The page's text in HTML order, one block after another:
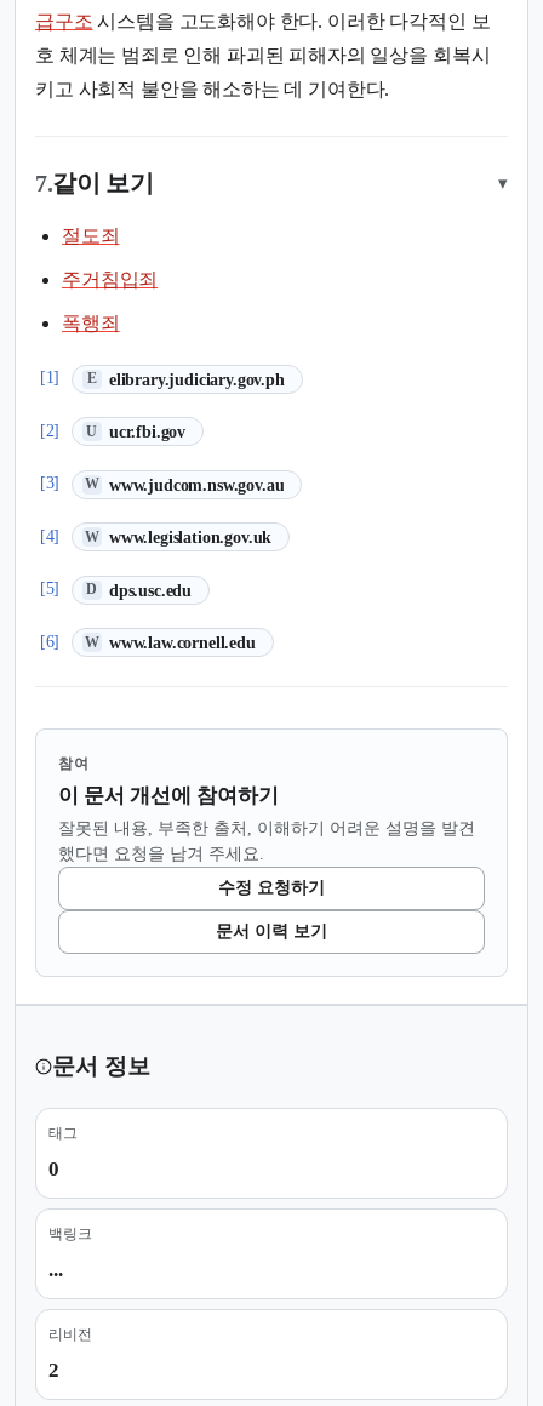
급구조 시스템을 고도화해야 한다. 이러한 다각적인 보
호 체계는 범죄로 인해 파괴된 피해자의 일상을 회복시
키고 사회적 불안을 해소하는 데 기여한다.
7.같이 보기 ▾
절도죄
주거침입죄
폭행죄
[1] E elibrary.judiciary.gov.ph
(새 탭에서 열림)
[2] U ucr.fbi.gov
(새 탭에서 열림)
[3] W www.judcom.nsw.gov.au
(새 탭에서 열림)
[4] W www.legislation.gov.uk
(새 탭에서 열림)
[5] D dps.usc.edu
(새 탭에서 열림)
[6] W www.law.cornell.edu
(새 탭에서 열림)
참여
이 문서 개선에 참여하기
잘못된 내용, 부족한 출처, 이해하기 어려운 설명을 발견
했다면 요청을 남겨 주세요.
수정 요청하기
문서 이력 보기
문서 정보
태그
0
백링크
...
리비전
2